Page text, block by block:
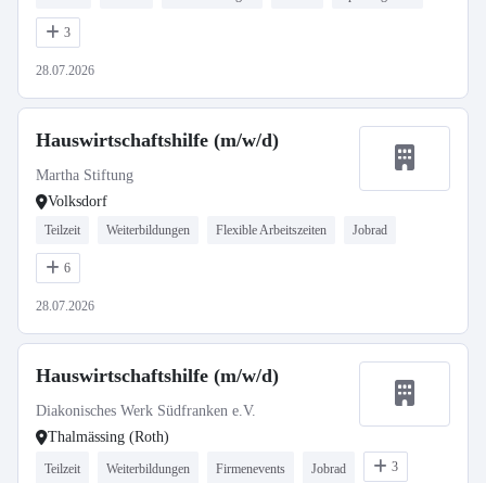
3
28.07.2026
Hauswirtschaftshilfe (m/w/d)
Martha Stiftung
Volksdorf
Teilzeit Weiterbildungen Flexible Arbeitszeiten Jobrad
6
28.07.2026
Hauswirtschaftshilfe (m/w/d)
Diakonisches Werk Südfranken e.V.
Thalmässing (Roth)
Teilzeit Weiterbildungen Firmenevents Jobrad 3